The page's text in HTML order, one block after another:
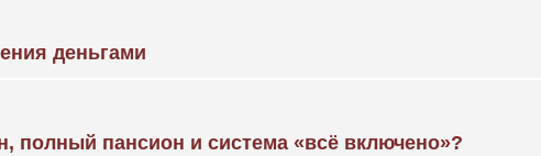
деньгами
полный пансион и система «всё включено»?